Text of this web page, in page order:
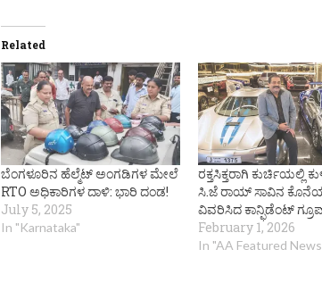
Related
ಬೆಂಗಳೂರಿನ ಹೆಲ್ಮೆಟ್​ ಅಂಗಡಿಗಳ ಮೇಲೆ
RTO ಅಧಿಕಾರಿಗಳ ದಾಳಿ: ಭಾರಿ ದಂಡ!
July 5, 2025
In "Karnataka"
ರಕ್ತಸಿಕ್ತರಾಗಿ ಕುರ್ಚಿಯಲ್ಲಿ
ಸಿ.ಜೆ ರಾಯ್ ಸಾವಿನ ಕೊನೆಯ
ವಿವರಿಸಿದ ಕಾನ್ಫಿಡೆಂಟ್‌
February 1, 2026
In "AA Featured